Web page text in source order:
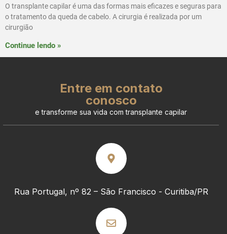
O transplante capilar é uma das formas mais eficazes e seguras para
o tratamento da queda de cabelo. A cirurgia é realizada por um
cirurgião
Continue lendo »
Entre em contato
conosco
e transforme sua vida com transplante capilar
Rua Portugal, nº 82 – São Francisco - Curitiba/PR